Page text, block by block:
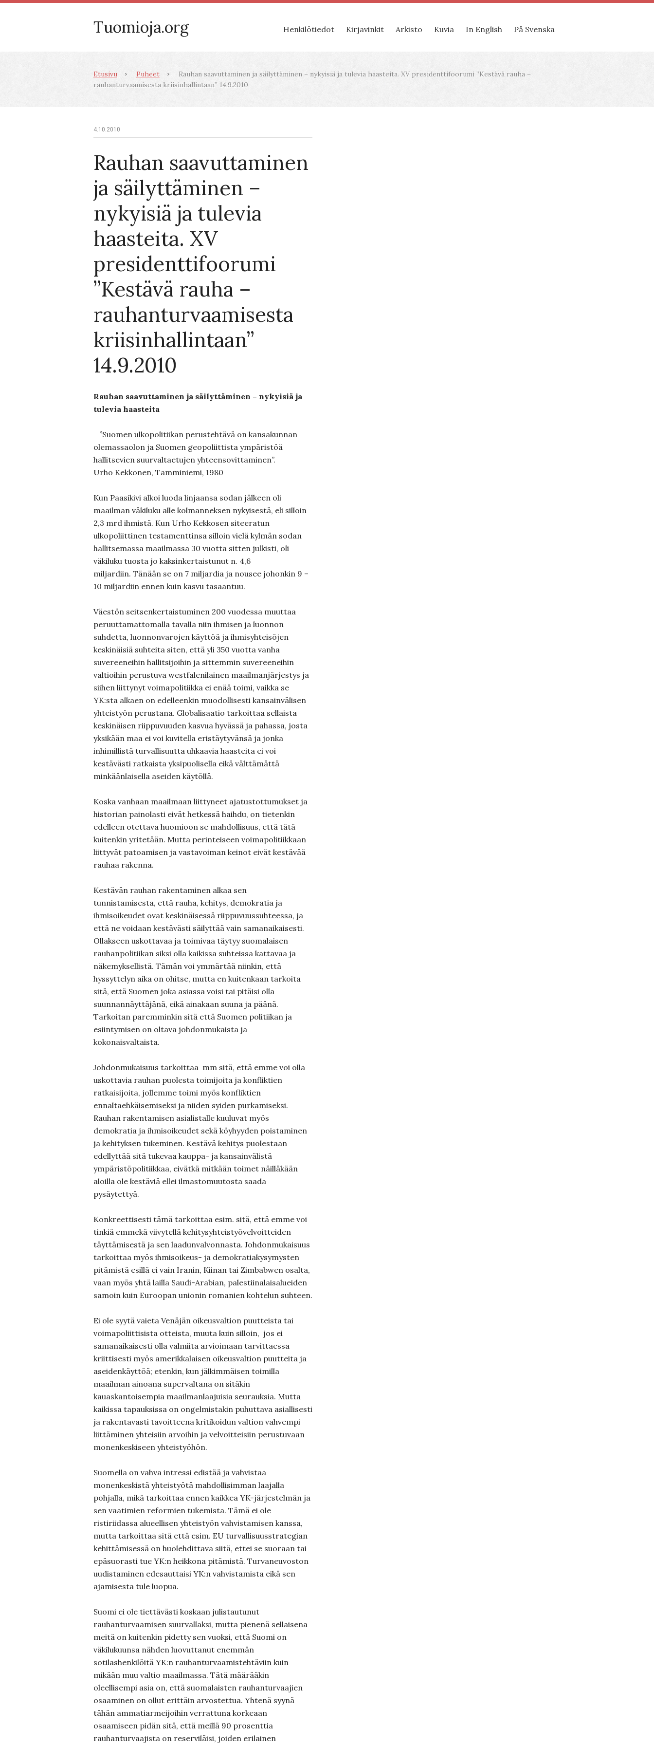
Tuomioja.org Henkilötiedot Kirjavinkit Arkisto Kuvia In English På Svenska
Etusivu Puheet
Rauhan saavuttaminen ja säilyttäminen – nykyisiä ja tulevia haasteita. XV presidenttifoorumi ”Kestävä rauha –
rauhanturvaamisesta kriisinhallintaan” 14.9.2010
4.10.2010
Rauhan saavuttaminen
ja säilyttäminen –
nykyisiä ja tulevia
haasteita. XV
presidenttifoorumi
”Kestävä rauha –
rauhanturvaamisesta
kriisinhallintaan”
14.9.2010
Rauhan saavuttaminen ja säilyttäminen – nykyisiä ja
tulevia haasteita
”Suomen ulkopolitiikan perustehtävä on kansakunnan
olemassaolon ja Suomen geopoliittista ympäristöä
hallitsevien suurvaltaetujen yhteensovittaminen”.
Urho Kekkonen, Tamminiemi, 1980
Kun Paasikivi alkoi luoda linjaansa sodan jälkeen oli
maailman väkiluku alle kolmanneksen nykyisestä, eli silloin
2,3 mrd ihmistä. Kun Urho Kekkosen siteeratun
ulkopoliittinen testamenttinsa silloin vielä kylmän sodan
hallitsemassa maailmassa 30 vuotta sitten julkisti, oli
väkiluku tuosta jo kaksinkertaistunut n. 4,6
miljardiin. Tänään se on 7 miljardia ja nousee johonkin 9 –
10 miljardiin ennen kuin kasvu tasaantuu.
Väestön seitsenkertaistuminen 200 vuodessa muuttaa
peruuttamattomalla tavalla niin ihmisen ja luonnon
suhdetta, luonnonvarojen käyttöä ja ihmisyhteisöjen
keskinäisiä suhteita siten, että yli 350 vuotta vanha
suvereeneihin hallitsijoihin ja sittemmin suvereeneihin
valtioihin perustuva westfalenilainen maailmanjärjestys ja
siihen liittynyt voimapolitiikka ei enää toimi, vaikka se
YK:sta alkaen on edelleenkin muodollisesti kansainvälisen
yhteistyön perustana. Globalisaatio tarkoittaa sellaista
keskinäisen riippuvuuden kasvua hyvässä ja pahassa, josta
yksikään maa ei voi kuvitella eristäytyvänsä ja jonka
inhimillistä turvallisuutta uhkaavia haasteita ei voi
kestävästi ratkaista yksipuolisella eikä välttämättä
minkäänlaisella aseiden käytöllä.
Koska vanhaan maailmaan liittyneet ajatustottumukset ja
historian painolasti eivät hetkessä haihdu, on tietenkin
edelleen otettava huomioon se mahdollisuus, että tätä
kuitenkin yritetään. Mutta perinteiseen voimapolitiikkaan
liittyvät patoamisen ja vastavoiman keinot eivät kestävää
rauhaa rakenna.
Kestävän rauhan rakentaminen alkaa sen
tunnistamisesta, että rauha, kehitys, demokratia ja
ihmisoikeudet ovat keskinäisessä riippuvuussuhteessa, ja
että ne voidaan kestävästi säilyttää vain samanaikaisesti.
Ollakseen uskottavaa ja toimivaa täytyy suomalaisen
rauhanpolitiikan siksi olla kaikissa suhteissa kattavaa ja
näkemyksellistä. Tämän voi ymmärtää niinkin, että
hyssyttelyn aika on ohitse, mutta en kuitenkaan tarkoita
sitä, että Suomen joka asiassa voisi tai pitäisi olla
suunnannäyttäjänä, eikä ainakaan suuna ja päänä.
Tarkoitan paremminkin sitä että Suomen politiikan ja
esiintymisen on oltava johdonmukaista ja
kokonaisvaltaista.
Johdonmukaisuus tarkoittaa mm sitä, että emme voi olla
uskottavia rauhan puolesta toimijoita ja konfliktien
ratkaisijoita, jollemme toimi myös konfliktien
ennaltaehkäisemiseksi ja niiden syiden purkamiseksi.
Rauhan rakentamisen asialistalle kuuluvat myös
demokratia ja ihmisoikeudet sekä köyhyyden poistaminen
ja kehityksen tukeminen. Kestävä kehitys puolestaan
edellyttää sitä tukevaa kauppa- ja kansainvälistä
ympäristöpolitiikkaa, eivätkä mitkään toimet näilläkään
aloilla ole kestäviä ellei ilmastomuutosta saada
pysäytettyä.
Konkreettisesti tämä tarkoittaa esim. sitä, että emme voi
tinkiä emmekä viivytellä kehitysyhteistyövelvoitteiden
täyttämisestä ja sen laadunvalvonnasta. Johdonmukaisuus
tarkoittaa myös ihmisoikeus- ja demokratiakysymysten
pitämistä esillä ei vain Iranin, Kiinan tai Zimbabwen osalta,
vaan myös yhtä lailla Saudi-Arabian, palestiinalaisalueiden
samoin kuin Euroopan unionin romanien kohtelun suhteen.
Ei ole syytä vaieta Venäjän oikeusvaltion puutteista tai
voimapoliittisista otteista, muuta kuin silloin, jos ei
samanaikaisesti olla valmiita arvioimaan tarvittaessa
kriittisesti myös amerikkalaisen oikeusvaltion puutteita ja
aseidenkäyttöä; etenkin, kun jälkimmäisen toimilla
maailman ainoana supervaltana on sitäkin
kauaskantoisempia maailmanlaajuisia seurauksia. Mutta
kaikissa tapauksissa on ongelmistakin puhuttava asiallisesti
ja rakentavasti tavoitteena kritikoidun valtion vahvempi
liittäminen yhteisiin arvoihin ja velvoitteisiin perustuvaan
monenkeskiseen yhteistyöhön.
Suomella on vahva intressi edistää ja vahvistaa
monenkeskistä yhteistyötä mahdollisimman laajalla
pohjalla, mikä tarkoittaa ennen kaikkea YK-järjestelmän ja
sen vaatimien reformien tukemista. Tämä ei ole
ristiriidassa alueellisen yhteistyön vahvistamisen kanssa,
mutta tarkoittaa sitä että esim. EU turvallisuusstrategian
kehittämisessä on huolehdittava siitä, ettei se suoraan tai
epäsuorasti tue YK:n heikkona pitämistä. Turvaneuvoston
uudistaminen edesauttaisi YK:n vahvistamista eikä sen
ajamisesta tule luopua.
Suomi ei ole tiettävästi koskaan julistautunut
rauhanturvaamisen suurvallaksi, mutta pienenä sellaisena
meitä on kuitenkin pidetty sen vuoksi, että Suomi on
väkilukuunsa nähden luovuttanut enemmän
sotilashenkilöitä YK:n rauhanturvaamistehtäviin kuin
mikään muu valtio maailmassa. Tätä määrääkin
oleellisempi asia on, että suomalaisten rauhanturvaajien
osaaminen on ollut erittäin arvostettua. Yhtenä syynä
tähän ammatiarmeijoihin verrattuna korkeaan
osaamiseen pidän sitä, että meillä 90 prosenttia
rauhanturvaajista on reserviläisi, joiden erilainen